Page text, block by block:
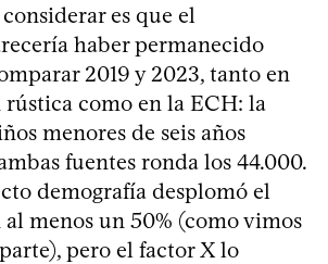
es que el
haber permanecido
2019 y 2023, tanto en
como en la ECH: la
menores de seis años
fuentes ronda los 44.000.
demografía desplomó el
menos un 50% (como vimos
pero el factor X lo